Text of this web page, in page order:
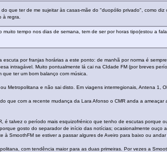
que ter de me sujeitar às casas-mãe do "duopólio privado", como
à regra.
muito tempo nos dias de semana, tem de ser por horas tipo(estou a
escuta por franjas horárias a este ponto: de manhã por norma é
intragável. Muito pontualmente lá cai na CIdade FM (por breves
ter um bom balanço com música.
Metropolitana e não sai disto. Em viagens interrregionais, Antena 1,
que com a recente mudança da Lara Afonso o CMR anda a
é talvez o período mais esquizofrénico que tenho de escutas
gosto do separador de início das notícias; ocasionalmente ouço
à SmoothFM se estiver a passar algures de Aveiro para baixo ou andar
com tendência maior para as duas primeiras. Por vezes a